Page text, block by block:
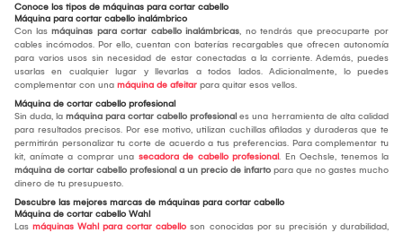
Conoce los tipos de máquinas para cortar cabello
Máquina para cortar cabello inalámbrico
Con las máquinas para cortar cabello inalámbricas, no tendrás que preocuparte por
cables incómodos. Por ello, cuentan con baterías recargables que ofrecen autonomía
para varios usos sin necesidad de estar conectadas a la corriente. Además, puedes
usarlas en cualquier lugar y llevarlas a todos lados. Adicionalmente, lo puedes
complementar con una máquina de afeitar para quitar esos vellos.
Máquina de cortar cabello profesional
Sin duda, la máquina para cortar cabello profesional es una herramienta de alta calidad
para resultados precisos. Por ese motivo, utilizan cuchillas afiladas y duraderas que te
permitirán personalizar tu corte de acuerdo a tus preferencias. Para complementar tu
kit, anímate a comprar una secadora de cabello profesional. En Oechsle, tenemos la
máquina de cortar cabello profesional a un precio de infarto para que no gastes mucho
dinero de tu presupuesto.
Descubre las mejores marcas de máquinas para cortar cabello
Máquina de cortar cabello Wahl
Las máquinas Wahl para cortar cabello son conocidas por su precisión y durabilidad,